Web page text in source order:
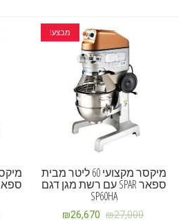
מבצע!
מיקסר מקצועי 60 ליטר מבית
ספאר SPAR עם רשת מגן דגם
SP60HA
₪27,000
₪26,670